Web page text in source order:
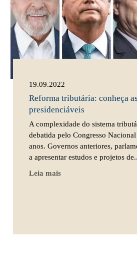
19.09.2022
Reforma tributária: conheça
presidenciáveis
A complexidade do sistema
debatida pelo Congresso
anos. Governos anteriores,
a apresentar estudos e projetos
Leia mais